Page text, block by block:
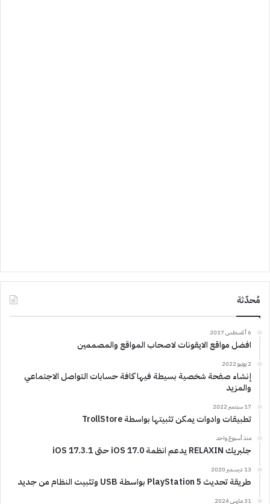
مُحدّثة
6 أغسطس 2017
افضل مواقع الايقونات لاصحاب المواقع والمصممين
2 يونيو 2022
إنشاء صفحة شخصية بسيطة فيها كافة حسابات التواصل الاجتماعي
والمزيد
17 سبتمبر 2022
تطبيقات وادوات يمكن تثبيتها بواسطة TrollStore
منذ أسبوع واحد
جلبريك RELAXIN يدعم انظمة iOS 17.0 حتى iOS 17.3.1
13 ديسمبر 2020
طريقة تحديث PlayStation 5 بواسطة USB وتثبيت النظام من جديد
31 مارس 2024